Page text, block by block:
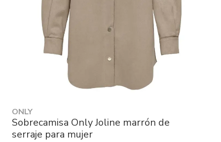
ONLY
Sobrecamisa Only Joline marrón de
serraje para mujer